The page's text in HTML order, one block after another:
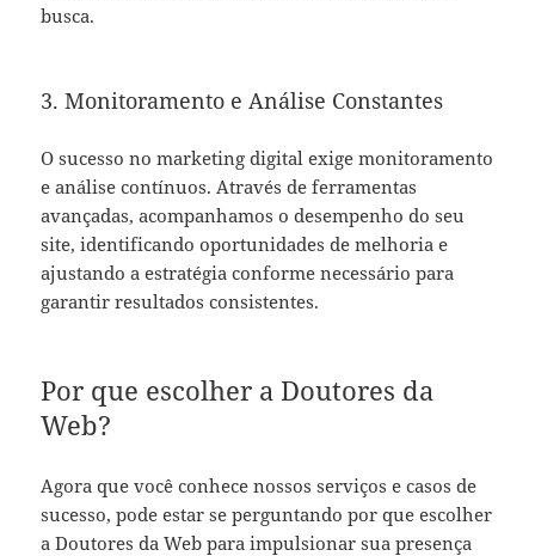
busca.
3. Monitoramento e Análise Constantes
O sucesso no marketing digital exige monitoramento
e análise contínuos. Através de ferramentas
avançadas, acompanhamos o desempenho do seu
site, identificando oportunidades de melhoria e
ajustando a estratégia conforme necessário para
garantir resultados consistentes.
Por que escolher a Doutores da
Web?
Agora que você conhece nossos serviços e casos de
sucesso, pode estar se perguntando por que escolher
a Doutores da Web para impulsionar sua presença